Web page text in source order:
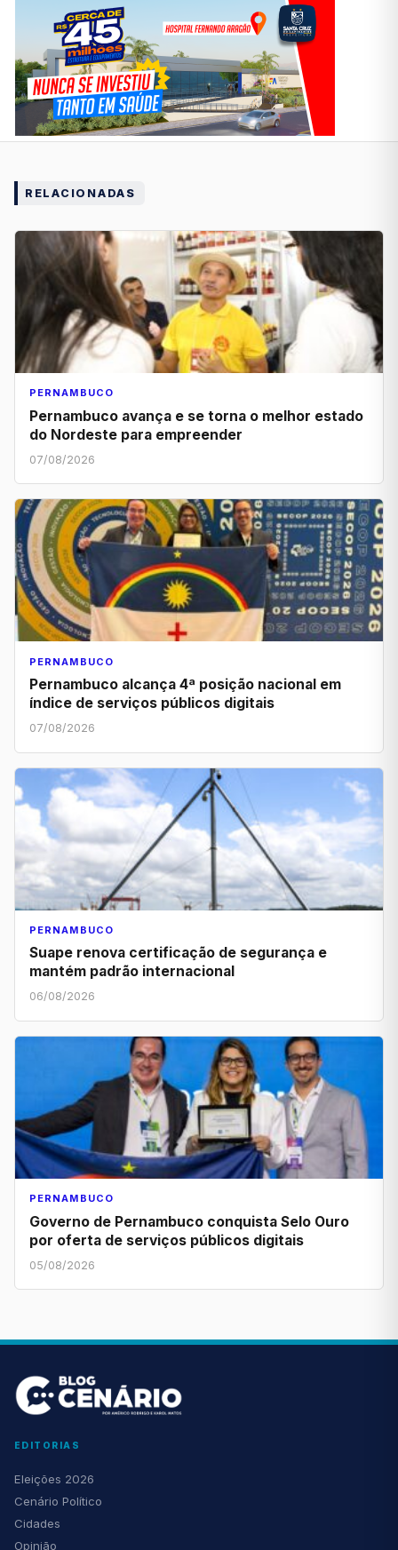
RELACIONADAS
PERNAMBUCO
Pernambuco avança e se torna o melhor estado
do Nordeste para empreender
07/08/2026
PERNAMBUCO
Pernambuco alcança 4ª posição nacional em
índice de serviços públicos digitais
07/08/2026
PERNAMBUCO
Suape renova certificação de segurança e
mantém padrão internacional
06/08/2026
PERNAMBUCO
Governo de Pernambuco conquista Selo Ouro
por oferta de serviços públicos digitais
05/08/2026
EDITORIAS
Eleições 2026
Cenário Político
Cidades
Opinião